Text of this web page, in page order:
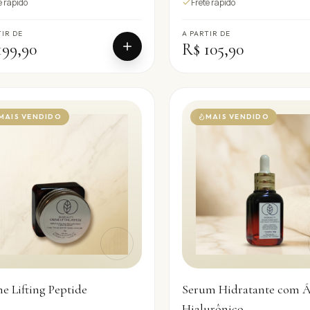
DE A PARTIR DE
R$ 105,90
VENDIDO
Lifting Peptide
MAIS VENDIDO
Serum Hidratante com